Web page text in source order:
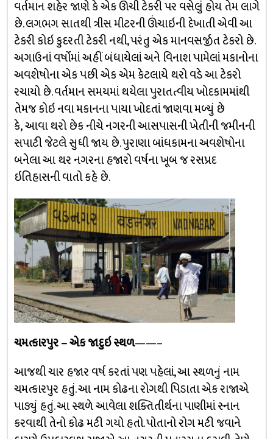
વર્તમાન શહેર જાણે કે એક ઊંચી ટેકરી પર વસેલું હોય તેમ લાગે
છે. લગભગ સાતથી ત્રીસ મીટરની ઊંચાઇની દેખાતી એવી આ
ટેકરી કોઇ કુદરતી ટેકરી નથી, પરંતુ એક માનવસર્જીત ટેકરો છે.
અગાઉનાં વર્ષોમાં અહીં બંધાયેલાં અને વિનાશ પામેલાં મકાનોના
અવશેષોના એક પછી એક એમ કેટલાયે થરો વડે આ ટેકરો
રચાયો છે. વર્તમાન સમયમાં થયેલા પુરાતત્વીય ખોદકામમાંથી
તેમજ કોઇ નવા મકાનના પાયા ખોદતાં જાણવા મળ્યું છે
કે, આવા થરો છેક નીચે નગરની આસપાસની ખેતીની જમીનની
સપાટી જેટલે સુધી જાય છે. પુરાણા બાંધકામના અવશેષોના
બનેલા આ થર નગરના હજારો વર્ષના ખૂબ જ રસપ્રદ
ઇતિહાસની વાતો કહે છે.
ચમત્કારપુર – એક જાદુઇ સ્થળ——–
આજથી ચાર હજાર વર્ષ કરતાં પણ પહેલાં, આ સ્થળનું નામ
ચમત્કારપુર હતું. આ નામ કોઢના રોગથી પિડાતા એક રાજાએ
પાડ્યું હતું. આ સ્થળે આવેલા શક્તિતીર્થના પાણીમાં સ્નાન
કરવાથી તેનો કોઢ મટી ગયો હતો. પોતાનો રોગ મટી જવાને